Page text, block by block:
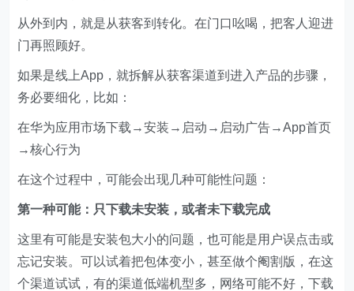
从外到内，就是从获客到转化。在门口吆喝，把客人迎进
门再照顾好。
如果是线上App，就拆解从获客渠道到进入产品的步骤，
务必要细化，比如：
在华为应用市场下载→安装→启动→启动广告→App首页
→核心行为
在这个过程中，可能会出现几种可能性问题：
第一种可能：只下载未安装，或者未下载完成
这里有可能是安装包大小的问题，也可能是用户误点击或
忘记安装。可以试着把包体变小，甚至做个阉割版，在这
个渠道试试，有的渠道低端机型多，网络可能不好，下载